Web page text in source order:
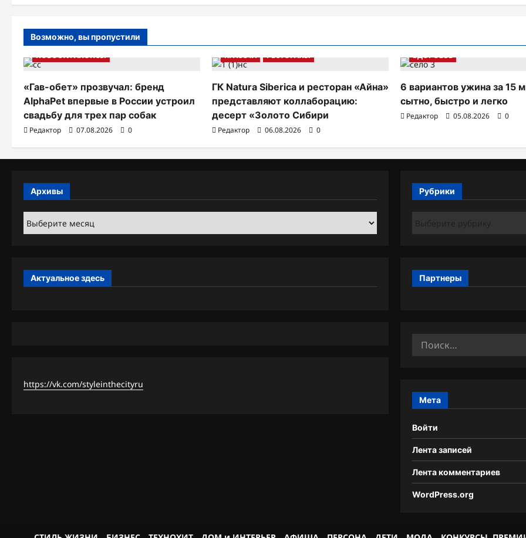
з
а
п
и
с
я
м
Возможно, вы пропустили
НОВОСТИ АНОНСЫ
«Гав-обет» прозвучал: бренд
AlphaPet впервые в России устроил
свадьбу для трех пар собак
Редактор 07.08.2026 0
КРАСОТА РЕСТОРАНЫ
ГК Natura Siberica и ресторан «Айна»
представляют коллаборацию:
десерт «Золото Сибири
Редактор 06.08.2026 0
ЗДОРОВЬЕ
6 вариантов ужина за 15
сытно, быстро и легко
Редактор 05.08.2026 0
Архивы
Архивы
Актуальное здесь
https://vk.com/styleinthecityru
Рубрики
Партнеры
Найти:
Мета
Войти
Лента записей
Лента комментариев
WordPress.org